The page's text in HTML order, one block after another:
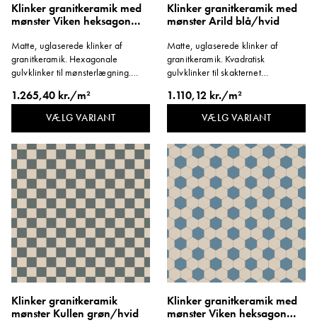
Klinker granitkeramik med
mønster Viken heksagon
Matte, uglaserede klinker af
granitkeramik. Hexagonale
gulvklinker til mønsterlægning.
1.265,40 kr./m²
VÆLG VARIANT
Klinker granitkeramik med
mønster Arild blå/hvid
Matte, uglaserede klinker af
granitkeramik. Kvadratisk
gulvklinker til skakternet
mm. Tykkelse 8 mm.
1.110,12 kr./m²
VÆLG VARIANT
Klinker granitkeramik
mønster Kullen grøn/hvid
Klinker granitkeramik med
mønster Viken heksagon